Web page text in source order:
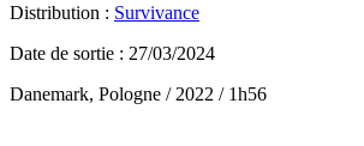
Distribution : Survivance
Date de sortie : 27/03/2024
Danemark, Pologne / 2022 / 1h56